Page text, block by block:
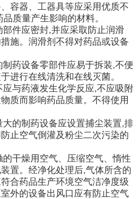
容器、工器具等应采用优质不
质量产生影响的材料。
件应密封,并应采取防止润滑
施。润滑剂不得对药品或设备
药设备零部件应易于拆装,不便
进行在线清洗和在线灭菌。
与药液发生化学反应,不应吸附
质而影响药品质量。不得使用
的制药设备应设置捕尘装置,排
止空气倒灌及粉尘二次污染的
干燥用空气、压缩空气、惰性
置。经净化处理后,气体所含的
合药品生产环境空气洁净度级
外的设备出风口应有防止空气